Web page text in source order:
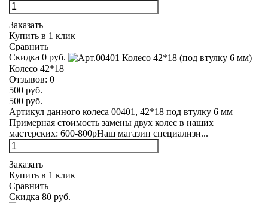
Заказать
Купить в 1 клик
Сравнить
Скидка 0 руб.
Колесо 42*18
Отзывов: 0
500 руб.
500 руб.
Артикул данного колеса 00401, 42*18 под втулку 6 мм
Примерная стоимость замены двух колес в наших
мастерских: 600-800рНаш магазин специализи...
Заказать
Купить в 1 клик
Сравнить
Скидка 80 руб.